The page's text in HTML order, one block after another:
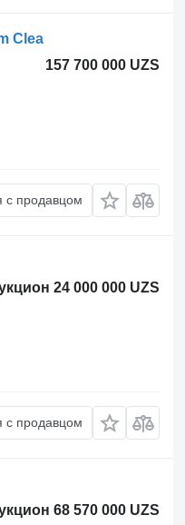
Clea
157 700 000 UZS
с продавцом
24 000 000 UZS
с продавцом
68 570 000 UZS